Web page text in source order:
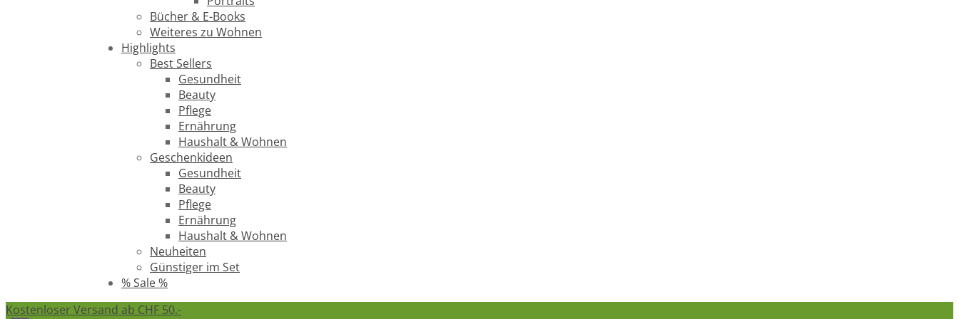
Bücher & E-Books
Weiteres zu Wohnen
Highlights
Best Sellers
Gesundheit
Beauty
Pflege
Ernährung
Haushalt & Wohnen
Geschenkideen
Gesundheit
Beauty
Pflege
Ernährung
Haushalt & Wohnen
Neuheiten
Günstiger im Set
% Sale %
Kostenloser Versand ab CHF 50.-